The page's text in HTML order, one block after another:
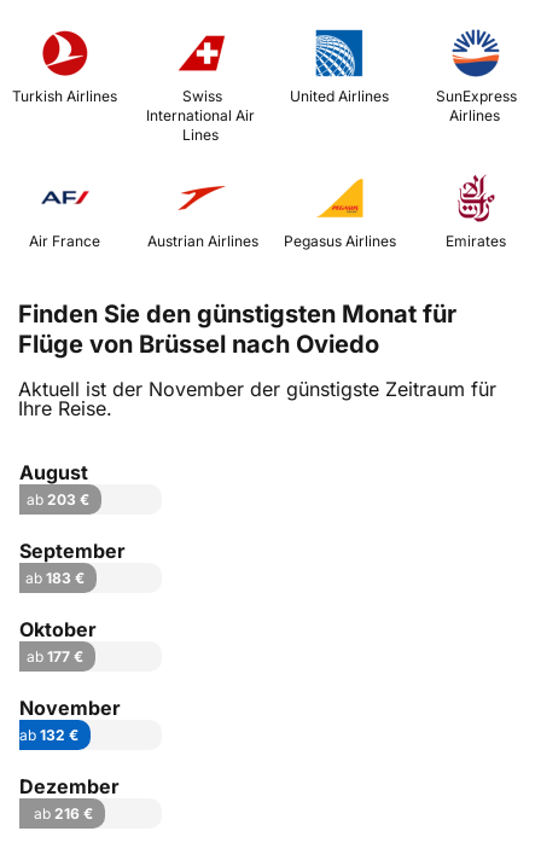
Turkish Airlines
International Air
Lines
United Airlines
Airlines
Air France Austrian Airlines Emirates
Finden Sie den günstigsten Monat für
Flüge von Brüssel nach Oviedo
Aktuell ist der November der günstigste Zeitraum für
Ihre Reise.
August
ab203 €
September
ab183 €
Oktober
ab 177 €
November
ab 132 €
Dezember
ab216 €